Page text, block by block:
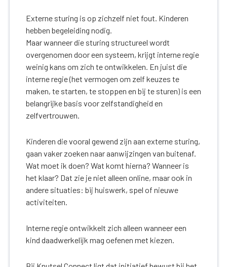
Externe sturing is op zichzelf niet fout. Kinderen
hebben begeleiding nodig.
Maar wanneer die sturing structureel wordt
overgenomen door een systeem, krijgt interne regie
weinig kans om zich te ontwikkelen. En juist die
interne regie (het vermogen om zelf keuzes te
maken, te starten, te stoppen en bij te sturen) is een
belangrijke basis voor zelfstandigheid en
zelfvertrouwen.
Kinderen die vooral gewend zijn aan externe sturing,
gaan vaker zoeken naar aanwijzingen van buitenaf.
Wat moet ik doen? Wat komt hierna? Wanneer is
het klaar? Dat zie je niet alleen online, maar ook in
andere situaties: bij huiswerk, spel of nieuwe
activiteiten.
Interne regie ontwikkelt zich alleen wanneer een
kind daadwerkelijk mag oefenen met kiezen.